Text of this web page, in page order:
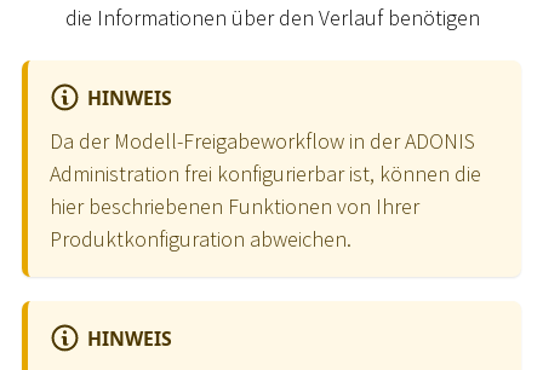
die Informationen über den Verlauf benötigen
HINWEIS
Da der Modell-Freigabeworkflow in der ADONIS
Administration frei konfigurierbar ist, können die
hier beschriebenen Funktionen von Ihrer
Produktkonfiguration abweichen.
HINWEIS